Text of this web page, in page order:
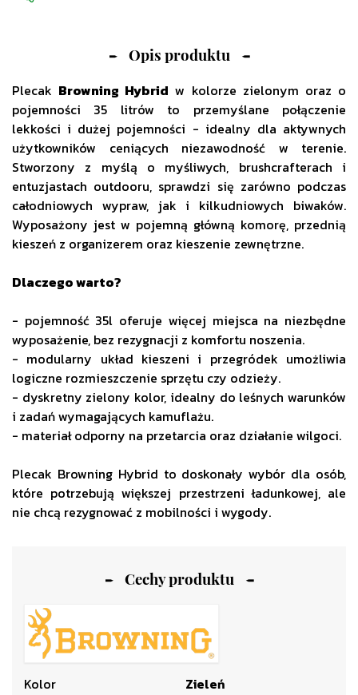
Cechy produktu
Kolor
Zieleń
Opis produktu
Plecak Browning Hybrid w kolorze zielonym oraz o
pojemności 35 litrów to przemyślane połączenie
lekkości i dużej pojemności - idealny dla aktywnych
użytkowników ceniących niezawodność w terenie.
Stworzony z myślą o myśliwych, brushcrafterach i
entuzjastach outdooru, sprawdzi się zarówno podczas
całodniowych wypraw, jak i kilkudniowych biwaków.
Wyposażony jest w pojemną główną komorę, przednią
kieszeń z organizerem oraz kieszenie zewnętrzne.
Dlaczego warto?
- pojemność 35l oferuje więcej miejsca na niezbędne
wyposażenie, bez rezygnacji z komfortu noszenia.
- modularny układ kieszeni i przegródek umożliwia
logiczne rozmieszczenie sprzętu czy odzieży.
- dyskretny zielony kolor, idealny do leśnych warunków
i zadań wymagających kamuflażu.
- materiał odporny na przetarcia oraz działanie wilgoci.
Plecak Browning Hybrid to doskonały wybór dla osób,
które potrzebują większej przestrzeni ładunkowej, ale
nie chcą rezygnować z mobilności i wygody.